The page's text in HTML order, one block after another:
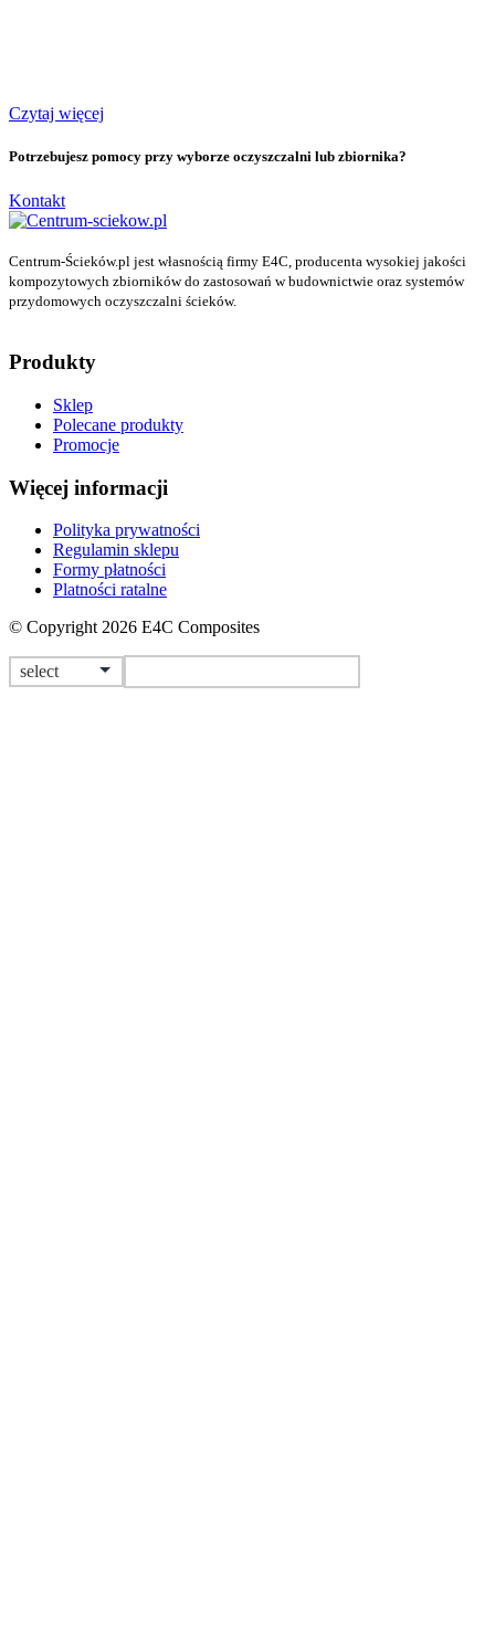
Czytaj więcej
Potrzebujesz pomocy przy wyborze oczyszczalni lub zbiornika?
Kontakt
Centrum-Ścieków.pl jest własnością firmy E4C, producenta wysokiej jakości
kompozytowych zbiorników do zastosowań w budownictwie oraz systemów
przydomowych oczyszczalni ścieków.
Produkty
Sklep
Polecane produkty
Promocje
Więcej informacji
Polityka prywatności
Regulamin sklepu
Formy płatności
Platności ratalne
© Copyright 2026 E4C Composites